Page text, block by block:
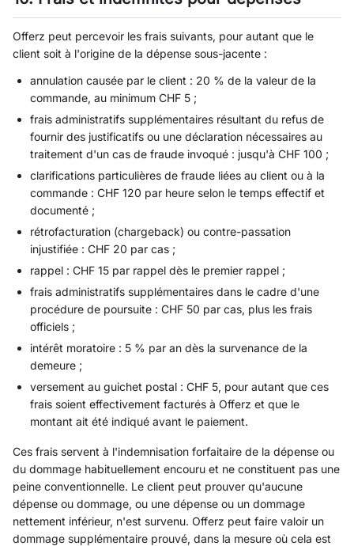
Offerz peut percevoir les frais suivants, pour autant que le
client soit à l'origine de la dépense sous-jacente :
annulation causée par le client : 20 % de la valeur de la
commande, au minimum CHF 5 ;
frais administratifs supplémentaires résultant du refus de
fournir des justificatifs ou une déclaration nécessaires au
traitement d'un cas de fraude invoqué : jusqu'à CHF 100 ;
clarifications particulières de fraude liées au client ou à la
commande : CHF 120 par heure selon le temps effectif et
documenté ;
rétrofacturation (chargeback) ou contre-passation
injustifiée : CHF 20 par cas ;
rappel : CHF 15 par rappel dès le premier rappel ;
frais administratifs supplémentaires dans le cadre d'une
procédure de poursuite : CHF 50 par cas, plus les frais
officiels ;
intérêt moratoire : 5 % par an dès la survenance de la
demeure ;
versement au guichet postal : CHF 5, pour autant que ces
frais soient effectivement facturés à Offerz et que le
montant ait été indiqué avant le paiement.
Ces frais servent à l'indemnisation forfaitaire de la dépense ou
du dommage habituellement encouru et ne constituent pas une
peine conventionnelle. Le client peut prouver qu'aucune
dépense ou dommage, ou une dépense ou un dommage
nettement inférieur, n'est survenu. Offerz peut faire valoir un
dommage supplémentaire prouvé, dans la mesure où cela est